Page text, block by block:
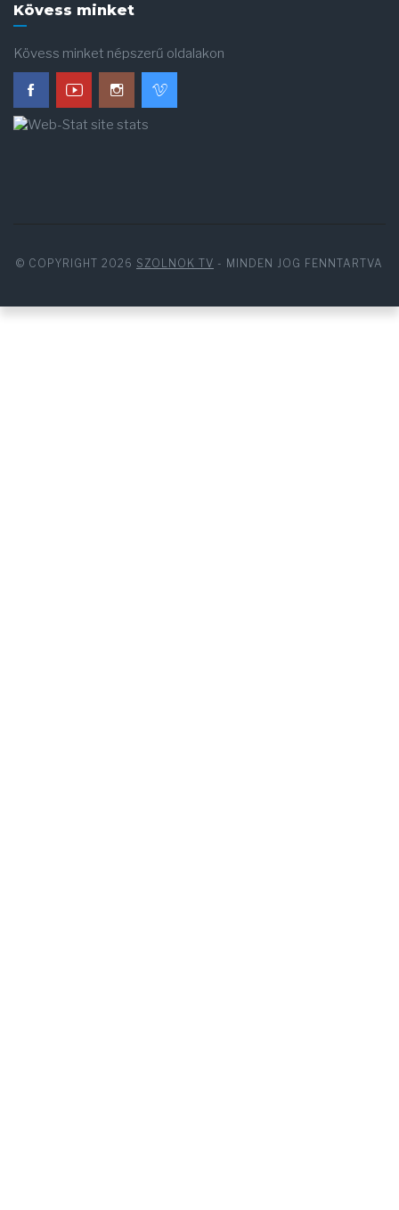
Kövess minket
Kövess minket népszerű oldalakon
© COPYRIGHT 2026 SZOLNOK TV - MINDEN JOG FENNTARTVA